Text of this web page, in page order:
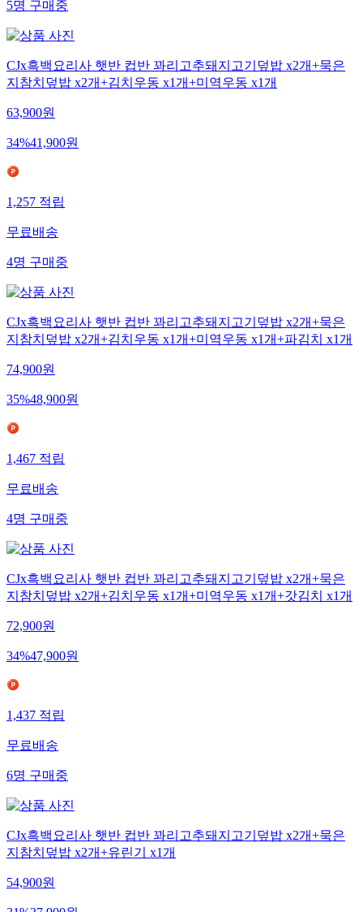
5명구매중
CJx흑백요리사 햇반 컵반 꽈리고추돼지고기덮밥 x2개+묵은
지참치덮밥 x2개+김치우동 x1개+미역우동 x1개
63,900원
34%41,900원
1,257적립
무료배송
4명구매중
CJx흑백요리사 햇반 컵반 꽈리고추돼지고기덮밥 x2개+묵은
지참치덮밥 x2개+김치우동 x1개+미역우동 x1개+파김치 x1개
74,900원
35%48,900원
1,467적립
무료배송
4명구매중
CJx흑백요리사 햇반 컵반 꽈리고추돼지고기덮밥 x2개+묵은
지참치덮밥 x2개+김치우동 x1개+미역우동 x1개+갓김치 x1개
72,900원
34%47,900원
1,437적립
무료배송
6명구매중
CJx흑백요리사 햇반 컵반 꽈리고추돼지고기덮밥 x2개+묵은
지참치덮밥 x2개+유린기 x1개
54,900원